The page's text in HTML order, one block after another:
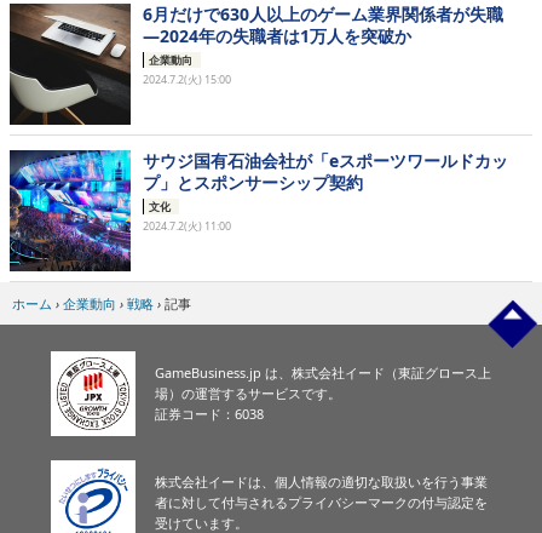
6月だけで630人以上のゲーム業界関係者が失職
―2024年の失職者は1万人を突破か
企業動向
2024.7.2(火) 15:00
サウジ国有石油会社が「eスポーツワールドカッ
プ」とスポンサーシップ契約
文化
2024.7.2(火) 11:00
ホーム › 企業動向 › 戦略 › 記事
GameBusiness.jp は、株式会社イード（東証グロース上
場）の運営するサービスです。
証券コード：6038
株式会社イードは、個人情報の適切な取扱いを行う事業
者に対して付与されるプライバシーマークの付与認定を
受けています。